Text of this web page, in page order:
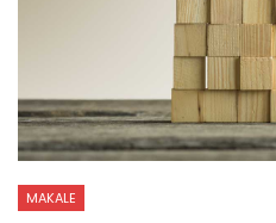
MAKALE